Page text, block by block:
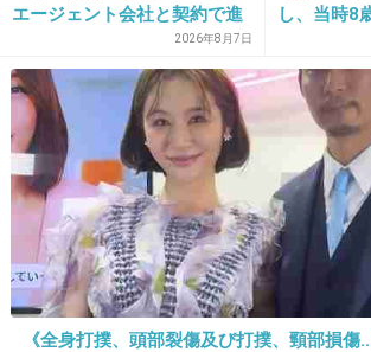
33. 匿名 2019/06/20(木) 19:31:59
SNSというか、うちの同期全員を研修で
司(女)がいるんだけど、うちの同期のグル
んだよね。
すると同期の飲み会に毎回来る。
羽目を外した会話ができない。
姑に気を使うのと同じ感覚でしんどい。
エージェント会社と契約で進
2026年8月7日
し、当時8
亡 イベン
町職員を
分 児童の
る」「全
島根県邑南
《全身打撲、頭部裂傷及び打撲、頸部損